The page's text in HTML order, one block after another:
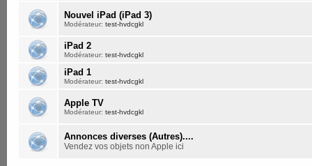
Nouvel iPad (iPad 3)
Modérateur:test-hvdcgkl
iPad 2
Modérateur:test-hvdcgkl
iPad 1
Modérateur:test-hvdcgkl
Apple TV
Modérateur:test-hvdcgkl
Annonces diverses (Autres)....
Vendez vos objets non Apple ici